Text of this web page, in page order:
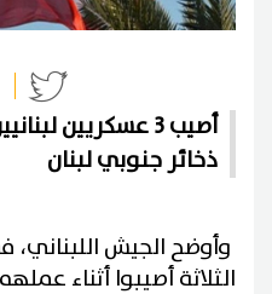
أصيب 3 عسكريين
ذخائر جنوبي لبنان
وأوضح الجيش اللبناني،
الثلاثة أصيبوا أثناء